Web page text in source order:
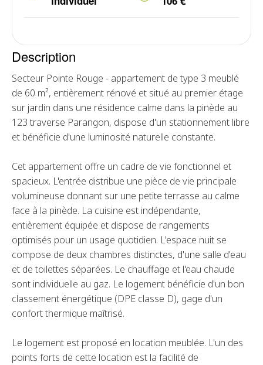
Description
Secteur Pointe Rouge - appartement de type 3 meublé
de 60 m², entièrement rénové et situé au premier étage
sur jardin dans une résidence calme dans la pinède au
123 traverse Parangon, dispose d'un stationnement libre
et bénéficie d'une luminosité naturelle constante.
Cet appartement offre un cadre de vie fonctionnel et
spacieux. L'entrée distribue une pièce de vie principale
volumineuse donnant sur une petite terrasse au calme
face à la pinède. La cuisine est indépendante,
entièrement équipée et dispose de rangements
optimisés pour un usage quotidien. L'espace nuit se
compose de deux chambres distinctes, d'une salle d'eau
et de toilettes séparées. Le chauffage et l'eau chaude
sont individuelle au gaz. Le logement bénéficie d'un bon
classement énergétique (DPE classe D), gage d'un
confort thermique maîtrisé.
Le logement est proposé en location meublée. L'un des
points forts de cette location est la facilité de